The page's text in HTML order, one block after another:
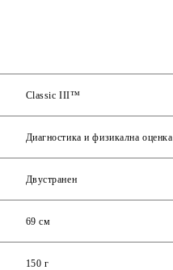
Classic III™‎
Диагностика и физикална оценка
Двустранен
69 см‎
150 г